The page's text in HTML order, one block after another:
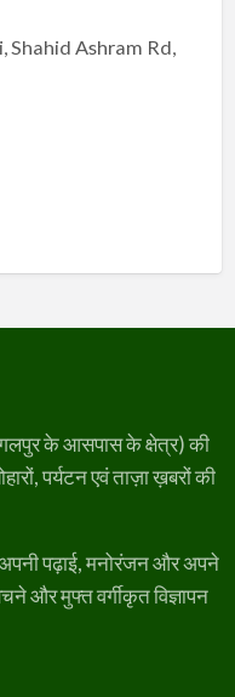
Shahid Ashram Rd,
के आसपास के क्षेत्र) की
पर्यटन एवं ताज़ा ख़बरों की
पढ़ाई, मनोरंजन और अपने
और मुफ्त वर्गीकृत विज्ञापन